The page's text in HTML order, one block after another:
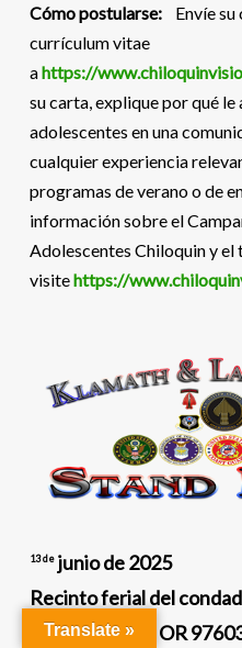
Cómo postularse:
Envíe
currículum vitae
ahttps://
su carta, explique por qué
adolescentes en una
cualquier experiencia
programas de verano o de
información sobre el
Adolescentes Chiloquin y el
visitehttps://
13 dejunio de 2025
Recinto ferial del
, Klamath Falls, OR
Translate »